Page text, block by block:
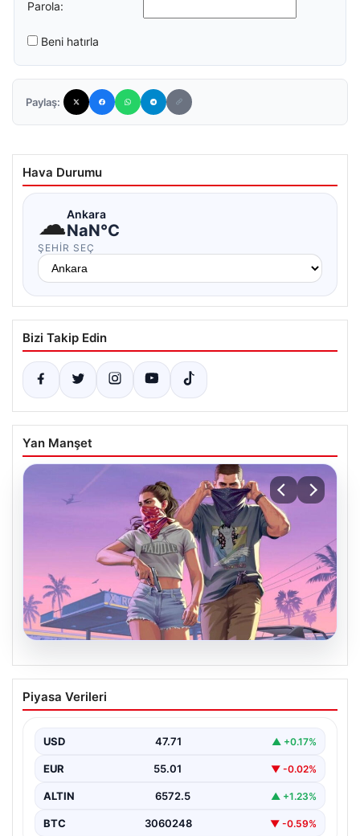
Parola:
Beni hatırla
Paylaş:
Hava Durumu
☁Ankara
NaN°C
ŞEHIR SEÇ
Bizi Takip Edin
Yan Manşet
06.08.2026
GTA 6’nın oynanış videosu 27
Ağustos’ta Netflix’te yayınlanacak
27 Ağustos'ta Netflix'te Yayınlanacak", "content":
"Güçlü beklentilerin odağındaki…
Piyasa Verileri
USD 47.71 ▲ +0.17%
EUR 55.01 ▼ -0.02%
ALTIN 6572.5 ▲ +1.23%
BTC 3060248 ▼ -0.59%